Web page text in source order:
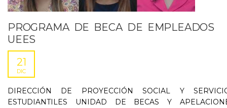
PROGRAMA DE BECA DE EMPLEADOS
UEES
21
DIC
DIRECCIÓN DE PROYECCIÓN SOCIAL Y
ESTUDIANTILES UNIDAD DE BECAS Y